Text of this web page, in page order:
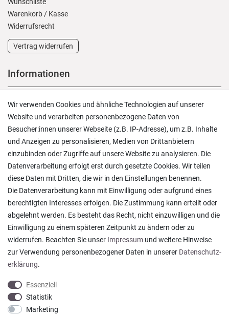
Warenkorb / Kasse
Widerrufs­recht
Vertrag widerrufen
Informationen
Versand und Zahlung
Rücksendungen
Lieferung in die Schweiz
Pflegesymbole
Lagerverkauf
Ratgeber & News
Alles wie beschrieben , sehr gute Qualität
Rainer T., Rheine
Datum der Veröffentlichung: 06.08.2026
Datum der Kauferfahrung: 27.07.2026
Wir verwenden Cookies und ähnliche Technologien auf unserer
Website und verarbeiten personenbezogene Daten von
Besucher:innen unserer Webseite (z.B. IP-Adresse), um z.B. Inhalte
und Anzeigen zu personalisieren, Medien von Drittanbietern
einzubinden oder Zugriffe auf unsere Website zu analysieren. Die
Datenverarbeitung erfolgt erst durch gesetzte Cookies. Wir teilen
diese Daten mit Dritten, die wir in den Einstellungen benennen.
Die Datenverarbeitung kann mit Einwilligung oder aufgrund eines
berechtigten Interesses erfolgen. Die Zustimmung kann erteilt oder
abgelehnt werden. Es besteht das Recht, nicht einzuwilligen und die
Einwilligung zu einem späteren Zeitpunkt zu ändern oder zu
widerrufen. Beachten Sie unser Impressum und weitere Hinweise
zur Verwendung personenbezogener Daten in unserer Daten­schutz­
erklärung.
Essenziell
Statistik
Marketing